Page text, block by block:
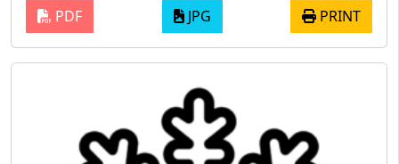
PDF JPG PRINT